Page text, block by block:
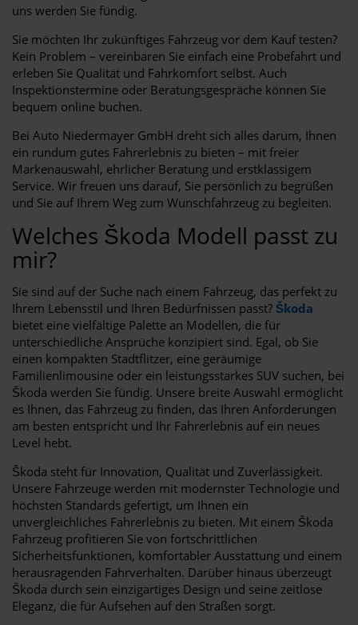
uns werden Sie fündig.
Sie möchten Ihr zukünftiges Fahrzeug vor dem Kauf testen?
Kein Problem – vereinbaren Sie einfach eine Probefahrt und
erleben Sie Qualität und Fahrkomfort selbst. Auch
Inspektionstermine oder Beratungsgespräche können Sie
bequem online buchen.
Bei Auto Niedermayer GmbH dreht sich alles darum, Ihnen
ein rundum gutes Fahrerlebnis zu bieten – mit freier
Markenauswahl, ehrlicher Beratung und erstklassigem
Service. Wir freuen uns darauf, Sie persönlich zu begrüßen
und Sie auf Ihrem Weg zum Wunschfahrzeug zu begleiten.
Welches Škoda Modell passt zu
mir?
Sie sind auf der Suche nach einem Fahrzeug, das perfekt zu
Ihrem Lebensstil und Ihren Bedürfnissen passt? Škoda
bietet eine vielfältige Palette an Modellen, die für
unterschiedliche Ansprüche konzipiert sind. Egal, ob Sie
einen kompakten Stadtflitzer, eine geräumige
Familienlimousine oder ein leistungsstarkes SUV suchen, bei
Škoda werden Sie fündig. Unsere breite Auswahl ermöglicht
es Ihnen, das Fahrzeug zu finden, das Ihren Anforderungen
am besten entspricht und Ihr Fahrerlebnis auf ein neues
Level hebt.
Škoda steht für Innovation, Qualität und Zuverlässigkeit.
Unsere Fahrzeuge werden mit modernster Technologie und
höchsten Standards gefertigt, um Ihnen ein
unvergleichliches Fahrerlebnis zu bieten. Mit einem Škoda
Fahrzeug profitieren Sie von fortschrittlichen
Sicherheitsfunktionen, komfortabler Ausstattung und einem
herausragenden Fahrverhalten. Darüber hinaus überzeugt
Škoda durch sein einzigartiges Design und seine zeitlose
Eleganz, die für Aufsehen auf den Straßen sorgt.